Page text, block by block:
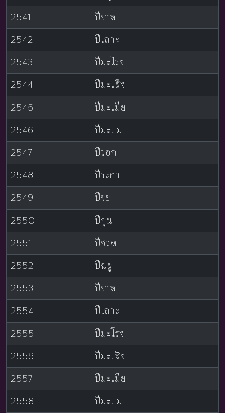
2541
ปีขาล
2542
ปีเถาะ
2543
ปีมะโรง
2544
ปีมะเส็ง
2545
ปีมะเมีย
2546
ปีมะแม
2547
ปีวอก
2548
ปีระกา
2549
ปีจอ
2550
ปีกุน
2551
ปีชวด
2552
ปีฉลู
2553
ปีขาล
2554
ปีเถาะ
2555
ปีมะโรง
2556
ปีมะเส็ง
2557
ปีมะเมีย
2558
ปีมะแม